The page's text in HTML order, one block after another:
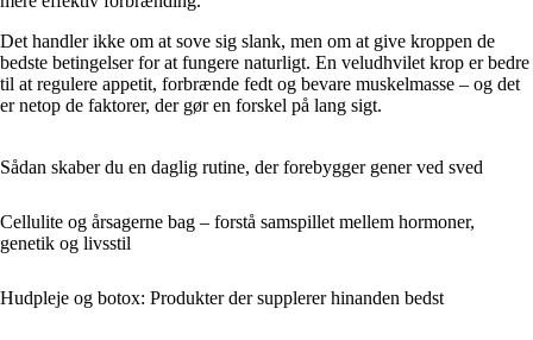
Det handler ikke om at sove sig slank, men om at give kroppen de
bedste betingelser for at fungere naturligt. En veludhvilet krop er bedre
til at regulere appetit, forbrænde fedt og bevare muskelmasse – og det
er netop de faktorer, der gør en forskel på lang sigt.
Sådan skaber du en daglig rutine, der forebygger gener ved sved
Cellulite og årsagerne bag – forstå samspillet mellem hormoner,
genetik og livsstil
Hudpleje og botox: Produkter der supplerer hinanden bedst